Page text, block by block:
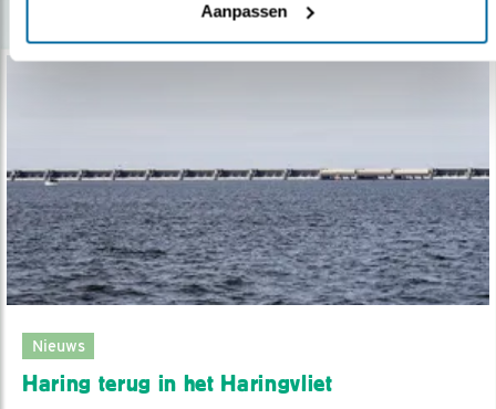
Aanpassen
Nieuws
Haring terug in het Haringvliet